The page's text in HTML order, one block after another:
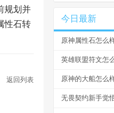
规划并
性石转
返回列表
今日最新
原神属性石怎么
英雄联盟符文怎
原神的大船怎么
无畏契约新手觉